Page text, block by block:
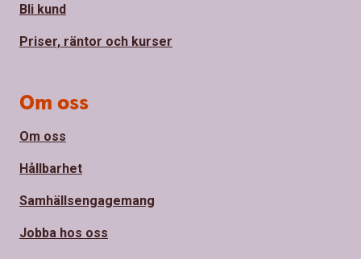
Bli kund
Priser, räntor och kurser
Om oss
Om oss
Hållbarhet
Samhällsengagemang
Jobba hos oss